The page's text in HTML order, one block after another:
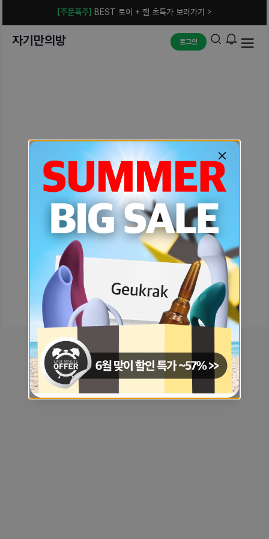
[주문폭주] BEST 토이 + 젤 초특가 보러가기 >
자기만의방 로그인
예상치 못한 에러입니다.